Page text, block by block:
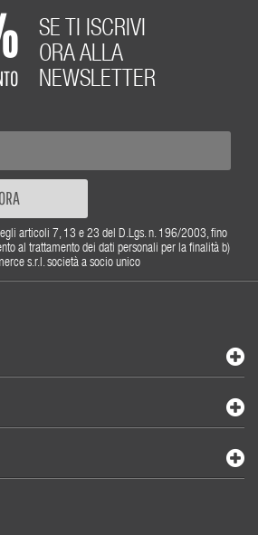
SE TI ISCRIVI
ORA ALLA
NEWSLETTER
articoli 7, 13 e 23 del D.Lgs. n. 196/2003, fino
al trattamento dei dati personali per la finalità b)
s.r.l. società a socio unico